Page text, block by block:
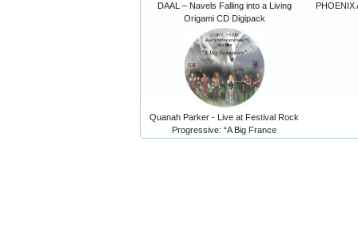
DAAL – Navels Falling into a Living
Origami CD Digipack
PHOENIX
Quanah Parker - Live at Festival Rock
Progressive: “A Big France